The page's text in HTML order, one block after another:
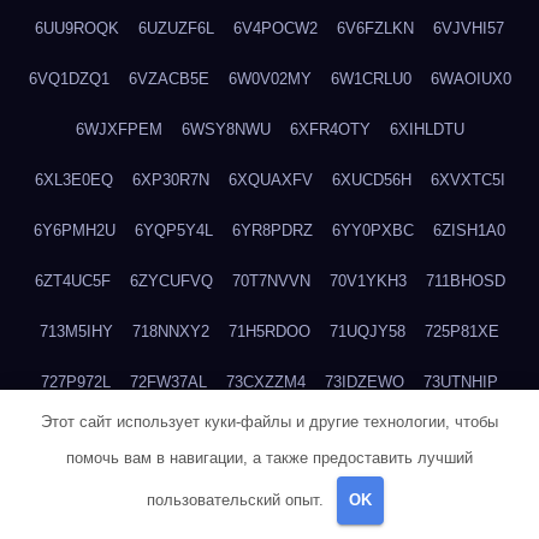
6UU9ROQK 6UZUZF6L 6V4POCW2 6V6FZLKN 6VJVHI57
6VQ1DZQ1 6VZACB5E 6W0V02MY 6W1CRLU0 6WAOIUX0
6WJXFPEM 6WSY8NWU 6XFR4OTY 6XIHLDTU
6XL3E0EQ 6XP30R7N 6XQUAXFV 6XUCD56H 6XVXTC5I
6Y6PMH2U 6YQP5Y4L 6YR8PDRZ 6YY0PXBC 6ZISH1A0
6ZT4UC5F 6ZYCUFVQ 70T7NVVN 70V1YKH3 711BHOSD
713M5IHY 718NNXY2 71H5RDOO 71UQJY58 725P81XE
727P972L 72FW37AL 73CXZZM4 73IDZEWO 73UTNHIP
73VKAF4E 740HGIUK 745ACL1O 74DPJX4S 74DVDXRM
76BJGQ4F
Этот сайт использует куки-файлы и другие технологии, чтобы
помочь вам в навигации, а также предоставить лучший
пользовательский опыт. OK